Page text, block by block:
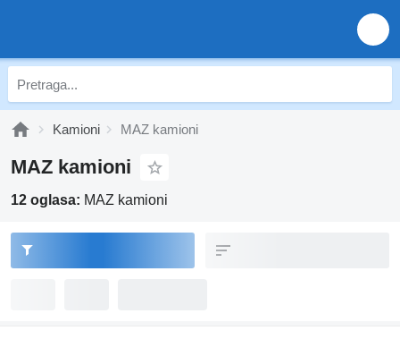
Kamioni MAZ kamioni
MAZ kamioni
12 oglasa: MAZ kamioni